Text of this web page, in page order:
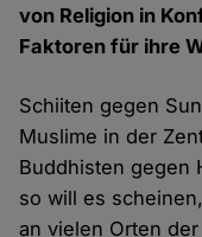
von Religion in
Faktoren für ihre
Schiiten gegen
Muslime in der
Buddhisten gegen
so will es
an vielen Orten